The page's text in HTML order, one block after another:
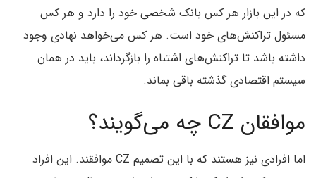
که در این بازار هر کس بانک شخصی خود را دارد و هر کس
مسئول تراکنش‌های خود است. هر کس می‌خواهد نهادی وجود
داشته باشد تا تراکنش‌های اشتباه را بازگرداند، باید در همان
سیستم اقتصادی گذشته باقی بماند.
موافقان CZ چه می‌گویند؟
اما افرادی نیز هستند که با این تصمیم CZ موافقند. این افراد